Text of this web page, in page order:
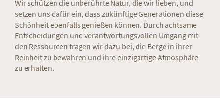
Wir schützen die unberührte Natur, die wir lieben, und
setzen uns dafür ein, dass zukünftige Generationen diese
Schönheit ebenfalls genießen können. Durch achtsame
Entscheidungen und verantwortungsvollen Umgang mit
den Ressourcen tragen wir dazu bei, die Berge in ihrer
Reinheit zu bewahren und ihre einzigartige Atmosphäre
zu erhalten.